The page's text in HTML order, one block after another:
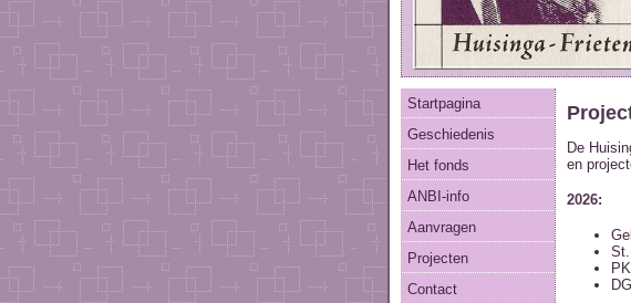
Startpagina
Geschiedenis
Het fonds
ANBI-info
Aanvragen
Projecten
Contact
De
en
2026: